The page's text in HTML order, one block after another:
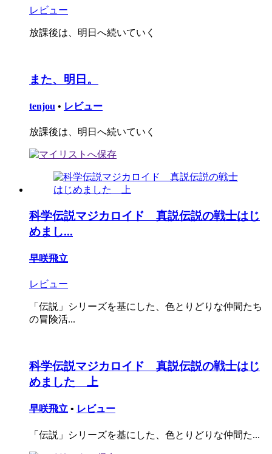
レビュー
放課後は、明日へ続いていく
また、明日。
tenjou • レビュー
放課後は、明日へ続いていく
科学伝説マジカロイド 真説伝説の戦士はじ
めまし...
早咲飛立
レビュー
「伝説」シリーズを基にした、色とりどりな仲間たち
の冒険活...
科学伝説マジカロイド 真説伝説の戦士はじ
めました 上
早咲飛立 • レビュー
「伝説」シリーズを基にした、色とりどりな仲間た...